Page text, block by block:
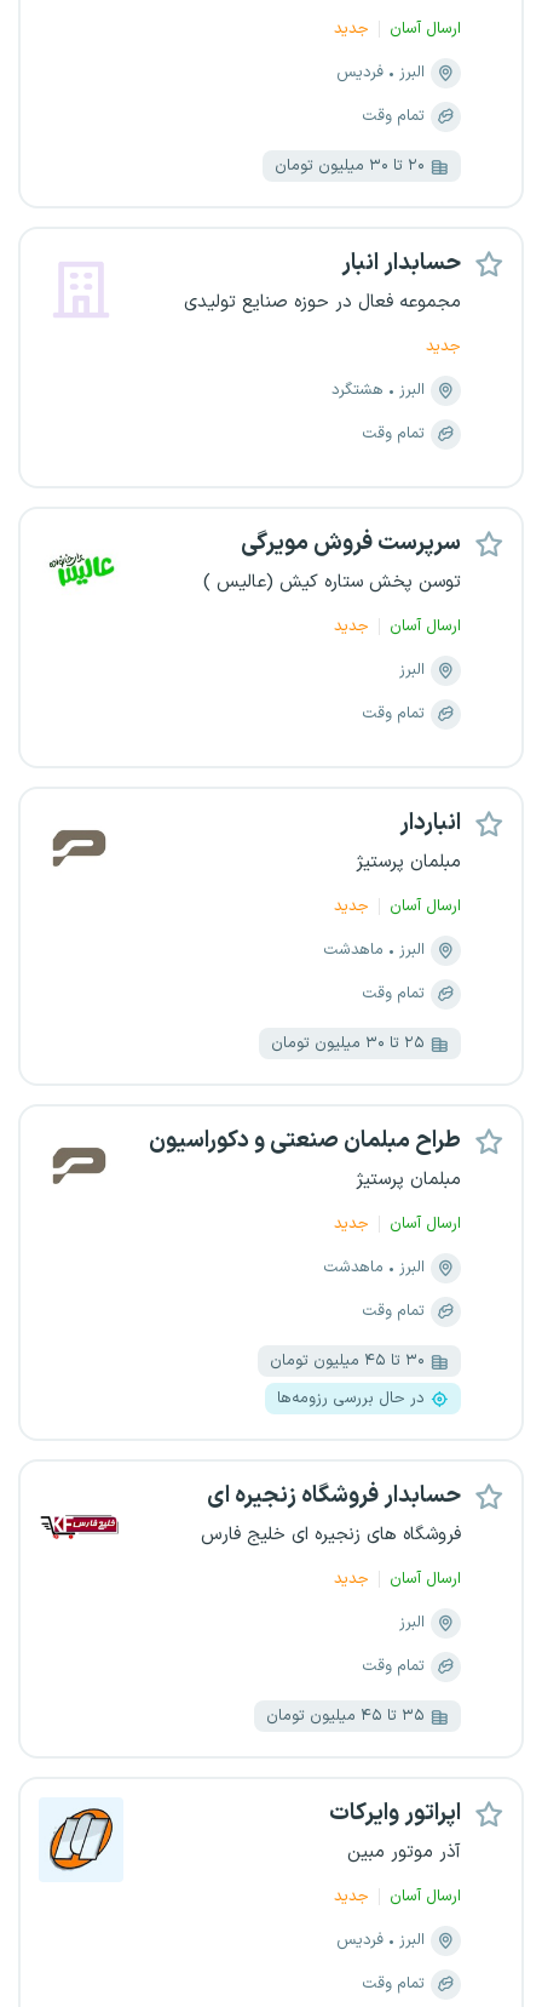
ارسال آسان
جدید
البرز
فردیس
تمام وقت
۲۰ تا ۳۰ میلیون تومان
حسابدار انبار
مجموعه فعال در حوزه صنایع تولیدی
جدید
البرز
هشتگرد
تمام وقت
سرپرست فروش مویرگی
توسن پخش ستاره کیش (عالیس )
ارسال آسان
جدید
البرز
تمام وقت
انباردار
مبلمان پرستیژ
ارسال آسان
جدید
البرز
ماهدشت
تمام وقت
۲۵ تا ۳۰ میلیون تومان
طراح مبلمان صنعتی و دکوراسیون
مبلمان پرستیژ
ارسال آسان
جدید
البرز
ماهدشت
تمام وقت
۳۰ تا ۴۵ میلیون تومان
در حال بررسی رزومه‌ها
حسابدار فروشگاه زنجیره ای
فروشگاه های زنجیره ای خلیج فارس
ارسال آسان
جدید
البرز
تمام وقت
۳۵ تا ۴۵ میلیون تومان
اپراتور وایرکات
آذر موتور مبین
ارسال آسان
جدید
البرز
فردیس
تمام وقت